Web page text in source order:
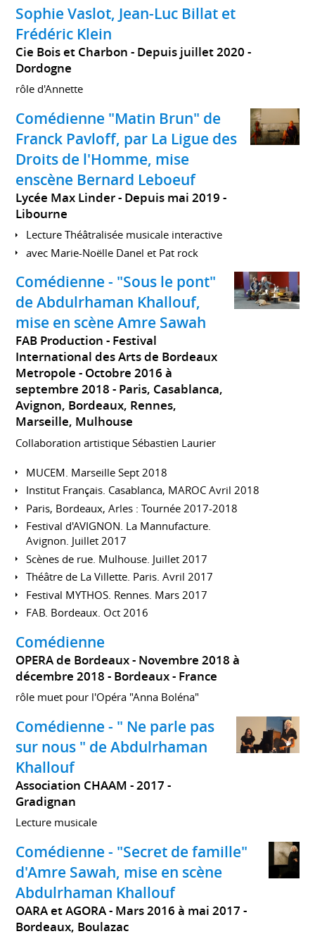
Sophie Vaslot, Jean-Luc Billat et
Frédéric Klein
Cie Bois et Charbon
Depuis juillet 2020
Dordogne
rôle d'Annette
Comédienne "Matin Brun" de
Franck Pavloff, par La Ligue des
Droits de l'Homme, mise
enscène Bernard Leboeuf
Lycée Max Linder
Depuis mai 2019
Libourne
Lecture Théâtralisée musicale interactive
avec Marie-Noëlle Danel et Pat rock
Comédienne - "Sous le pont"
de Abdulrhaman Khallouf,
mise en scène Amre Sawah
FAB Production - Festival
International des Arts de Bordeaux
Metropole
Octobre 2016 à
septembre 2018 Paris, Casablanca,
Avignon, Bordeaux, Rennes,
Marseille, Mulhouse
Collaboration artistique Sébastien Laurier
MUCEM. Marseille Sept 2018
Institut Français. Casablanca, MAROC Avril 2018
Paris, Bordeaux, Arles : Tournée 2017-2018
Festival d'AVIGNON. La Mannufacture.
Avignon. Juillet 2017
Scènes de rue. Mulhouse. Juillet 2017
Théâtre de La Villette. Paris. Avril 2017
Festival MYTHOS. Rennes. Mars 2017
FAB. Bordeaux. Oct 2016
Comédienne
OPERA de Bordeaux
Novembre 2018 à
décembre 2018 Bordeaux France
rôle muet pour l'Opéra "Anna Boléna"
Comédienne - " Ne parle pas
sur nous " de Abdulrhaman
Khallouf
Association CHAAM
2017
Gradignan
Lecture musicale
Comédienne - "Secret de famille"
d'Amre Sawah, mise en scène
Abdulrhaman Khallouf
OARA et AGORA
Mars 2016 à mai 2017
Bordeaux, Boulazac